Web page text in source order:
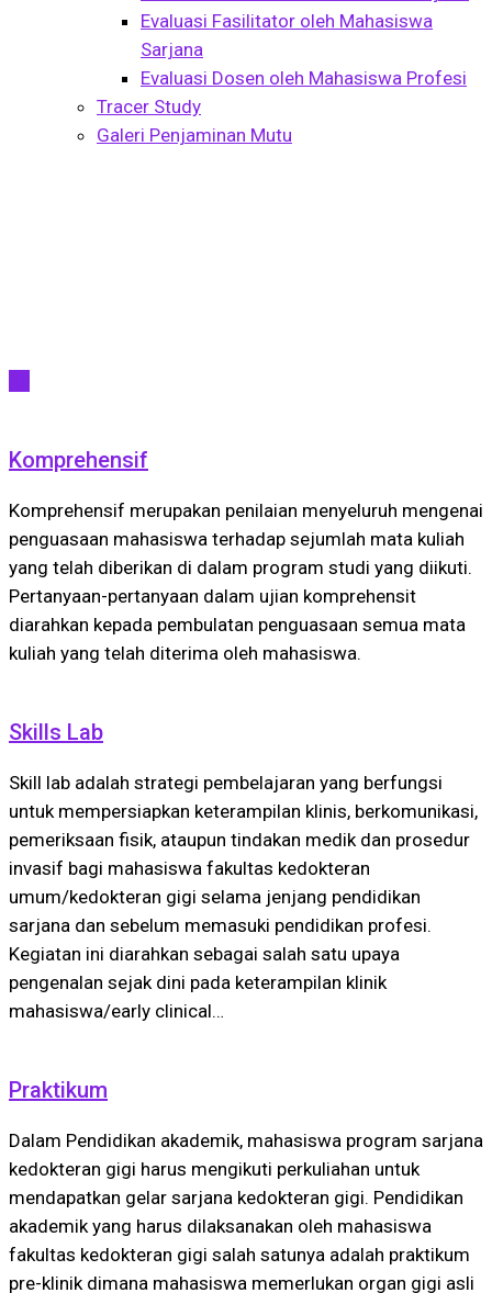
Evaluasi Fasilitator oleh Mahasiswa
Sarjana
Evaluasi Dosen oleh Mahasiswa Profesi
Tracer Study
Galeri Penjaminan Mutu
Komprehensif
Komprehensif merupakan penilaian menyeluruh mengenai
penguasaan mahasiswa terhadap sejumlah mata kuliah
yang telah diberikan di dalam program studi yang diikuti.
Pertanyaan-pertanyaan dalam ujian komprehensit
diarahkan kepada pembulatan penguasaan semua mata
kuliah yang telah diterima oleh mahasiswa.
Skills Lab
Skill lab adalah strategi pembelajaran yang berfungsi
untuk mempersiapkan keterampilan klinis, berkomunikasi,
pemeriksaan fisik, ataupun tindakan medik dan prosedur
invasif bagi mahasiswa fakultas kedokteran
umum/kedokteran gigi selama jenjang pendidikan
sarjana dan sebelum memasuki pendidikan profesi.
Kegiatan ini diarahkan sebagai salah satu upaya
pengenalan sejak dini pada keterampilan klinik
mahasiswa/early clinical…
Praktikum
Dalam Pendidikan akademik, mahasiswa program sarjana
kedokteran gigi harus mengikuti perkuliahan untuk
mendapatkan gelar sarjana kedokteran gigi. Pendidikan
akademik yang harus dilaksanakan oleh mahasiswa
fakultas kedokteran gigi salah satunya adalah praktikum
pre-klinik dimana mahasiswa memerlukan organ gigi asli